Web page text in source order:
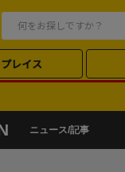
レイス
ニュース/記事